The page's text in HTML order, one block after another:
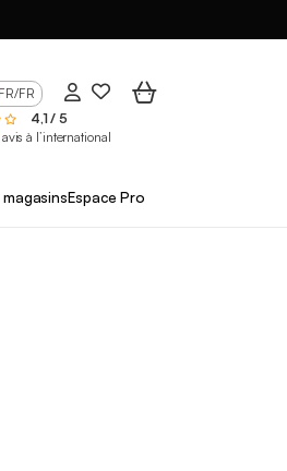
FR/FR
4,1 / 5
à l’international
Espace Pro